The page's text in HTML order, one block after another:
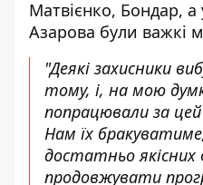
Матвієнко, Бондар, а
Азарова були важкі
"Деякі захисники
тому, і, на мою
попрацювали за цей
Нам їх
достатньо
продовжувати